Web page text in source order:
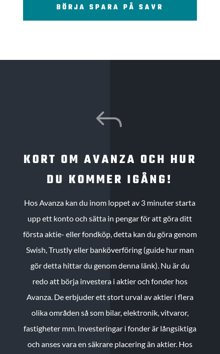
BÖRJA SPARA PÅ SAVR
J
KORT OM AVANZA OCH HUR
DU KOMMER IGÅNG!
Hos Avanza kan du inom loppet av 3 minuter starta
upp ett konto och sätta in pengar för att göra ditt
första aktie- eller fondköp, detta kan du göra genom
Swish, Trustly eller banköverföring (guide hur man
gör detta hittar du genom denna länk). Nu är du
redo att börja investera i aktier och fonder hos
Avanza. De erbjuder ett stort urval av aktier i flera
olika områden så som bilar, elektronik, vitvaror,
fastigheter mm. Investeringar i fonder är långsiktiga
och anses vara en säkrare placering än aktier. Hos